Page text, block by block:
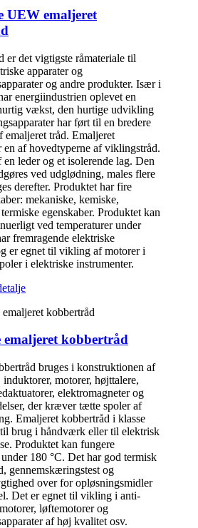
UEW emaljeret
er det vigtigste råmateriale til
apparater og
og andre produkter. Især i
energiindustrien oplevet en
vækst, den hurtige udvikling
har ført til en bredere
emaljeret tråd. Emaljeret
en af ​​hovedtyperne af viklingstråd.
en leder og et isolerende lag. Den
ved udglødning, males flere
derefter. Produktet har fire
mekaniske, kemiske,
egenskaber. Produktet kan
ved temperaturer under
fremragende elektriske
er egnet til vikling af motorer i
i elektriske instrumenter.
emaljeret kobbertråd
bruges i konstruktionen af
induktorer, motorer, højttalere,
elektromagneter og
der kræver tætte spoler af
Emaljeret kobbertråd i klasse
til brug i håndværk eller til elektrisk
Produktet kan fungere
180 °C. Det har god termisk
gennemskæringstest og
over for opløsningsmidler
Det er egnet til vikling i anti-
løftemotorer og
af høj kvalitet osv.